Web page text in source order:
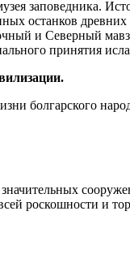
заповедника.
останков
и Северный
принятия
болгарского
роскошности и